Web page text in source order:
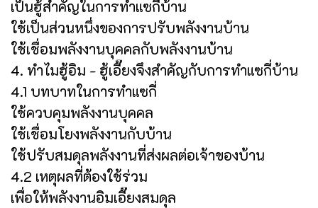
เป็นฮู้สำคัญในการทำแซกี่บ้าน
ใช้เป็นส่วนหนึ่งของการปรับพลังงานบ้าน
ใช้เชื่อมพลังงานบุคคลกับพลังงานบ้าน
4. ทำไมฮู้อิม - ฮู้เอี๊ยงจึงสำคัญกับการทำแซกี่บ้าน
4.1 บทบาทในการทำแซกี่
ใช้ควบคุมพลังงานบุคคล
ใช้เชื่อมโยงพลังงานกับบ้าน
ใช้ปรับสมดุลพลังงานที่ส่งผลต่อเจ้าของบ้าน
4.2 เหตุผลที่ต้องใช้ร่วม
เพื่อให้พลังงานอิมเอี๊ยงสมดุล